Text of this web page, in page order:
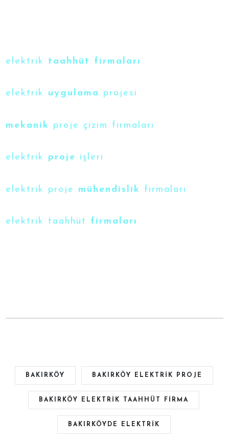
elektrik taahhüt firmaları
elektrik uygulama projesi
mekanik proje çizim firmaları
elektrik proje işleri
elektrik proje mühendislik firmaları
elektrik taahhüt firmaları
BAKIRKÖY BAKIRKÖY ELEKTRIK PROJE
BAKIRKÖY ELEKTRIK TAAHHÜT FIRMA
BAKIRKÖYDE ELEKTRIK